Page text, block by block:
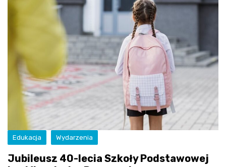
Edukacja Wydarzenia
Jubileusz 40-lecia Szkoły Podstawowej